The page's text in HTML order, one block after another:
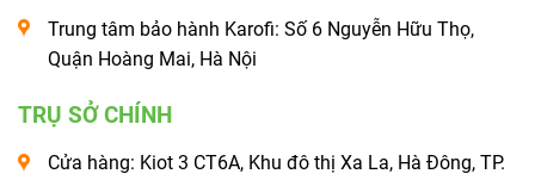
Trung tâm bảo hành Karofi: Số 6 Nguyễn Hữu Thọ,
Quận Hoàng Mai, Hà Nội
TRỤ SỞ CHÍNH
Cửa hàng: Kiot 3 CT6A, Khu đô thị Xa La, Hà Đông, TP.